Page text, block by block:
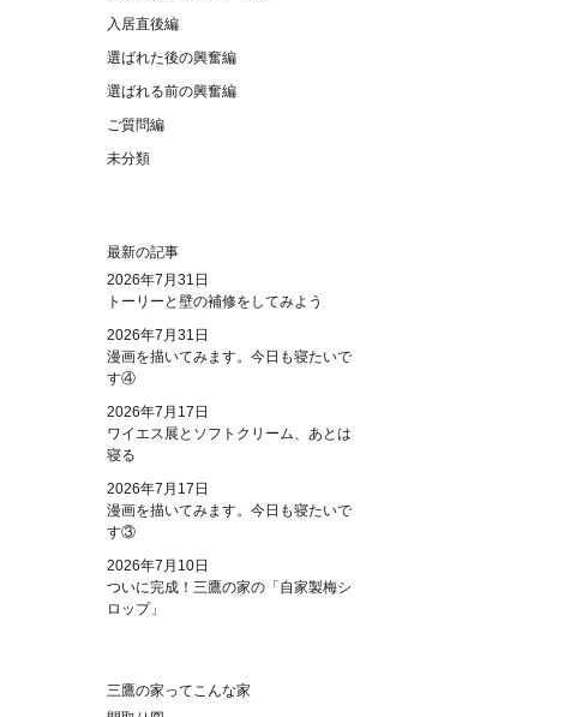
入居直後編
選ばれた後の興奮編
選ばれる前の興奮編
ご質問編
未分類
最新の記事
2026年7月31日
トーリーと壁の補修をしてみよう
2026年7月31日
漫画を描いてみます。今日も寝たいで
す④
2026年7月17日
ワイエス展とソフトクリーム、あとは
寝る
2026年7月17日
漫画を描いてみます。今日も寝たいで
す③
2026年7月10日
ついに完成！三鷹の家の「自家製梅シ
ロップ」
三鷹の家ってこんな家